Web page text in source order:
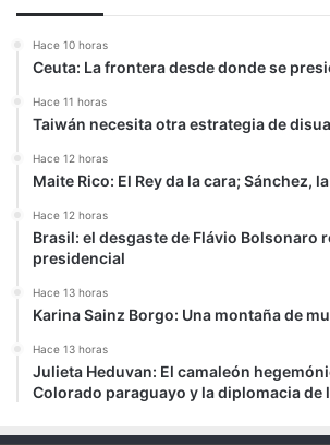
Hace 10 horas
Ceuta: La frontera desde donde se
Hace 11 horas
Taiwán necesita otra estrategia de
Hace 12 horas
Maite Rico: El Rey da la cara; Sánchez,
Hace 12 horas
Brasil: el desgaste de Flávio Bolsonaro
presidencial
Hace 13 horas
Karina Sainz Borgo: Una montaña de
Hace 13 horas
Julieta Heduvan: El camaleón
Colorado paraguayo y la diplomacia de